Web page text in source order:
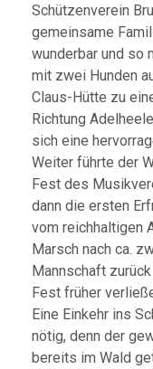
Schützenverein
gemeinsame
wunderbar und so
mit zwei Hunden
Claus-Hütte zu
Richtung
sich eine
Weiter führte der
Fest des
dann die ersten
vom reichhaltigen
Marsch nach ca.
Mannschaft
Fest früher
Eine Einkehr ins
nötig, denn der
bereits im Wald